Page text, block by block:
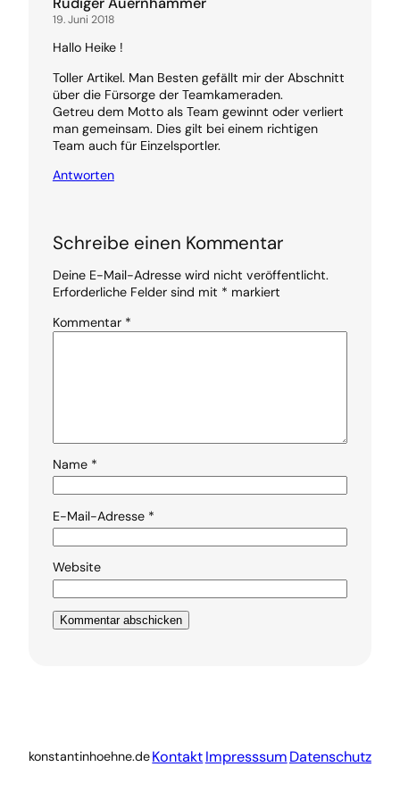
19. Juni 2018
Hallo Heike !
Toller Artikel. Man Besten gefällt mir der Abschnitt
über die Fürsorge der Teamkameraden.
Getreu dem Motto als Team gewinnt oder verliert
man gemeinsam. Dies gilt bei einem richtigen
Team auch für Einzelsportler.
Antworten
Schreibe einen Kommentar
Deine E-Mail-Adresse wird nicht veröffentlicht.
Erforderliche Felder sind mit * markiert
Kommentar *
Name *
E-Mail-Adresse *
Website
konstantinhoehne.deKontaktImpresssumDatenschutz